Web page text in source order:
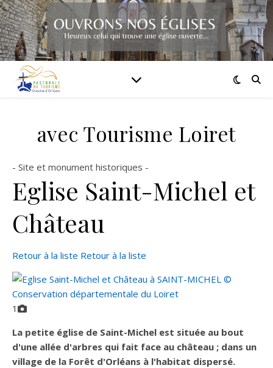
avec Tourisme Loiret
- Site et monument historiques -
Eglise Saint-Michel et
Château
Retour à la liste Retour à la liste
1
La petite église de Saint-Michel est située au bout
d'une allée d'arbres qui fait face au château ; dans un
village de la Forêt d'Orléans à l'habitat dispersé.